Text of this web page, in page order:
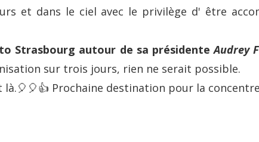
et dans le ciel avec le privilège d' être
Strasbourg autour de sa présidenteAudrey
sur trois jours, rien ne serait possible.
Prochaine destination pour la